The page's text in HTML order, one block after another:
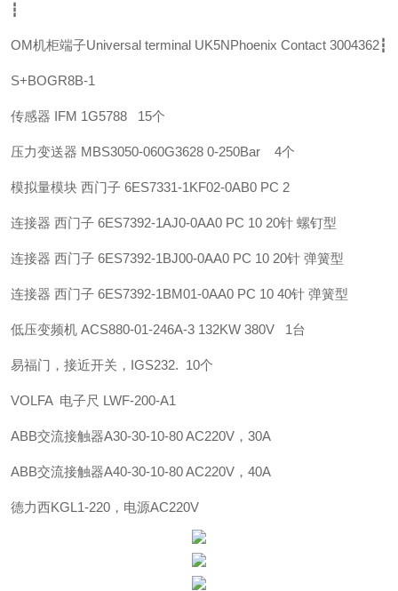
┇
OM机柜端子Universal terminal UK5NPhoenix Contact 3004362┇
S+BOGR8B-1
传感器 IFM 1G5788 15个
压力变送器 MBS3050-060G3628 0-250Bar 4个
模拟量模块 西门子 6ES7331-1KF02-0AB0 PC 2
连接器 西门子 6ES7392-1AJ0-0AA0 PC 10 20针 螺钉型
连接器 西门子 6ES7392-1BJ00-0AA0 PC 10 20针 弹簧型
连接器 西门子 6ES7392-1BM01-0AA0 PC 10 40针 弹簧型
低压变频机 ACS880-01-246A-3 132KW 380V 1台
易福门，接近开关，IGS232. 10个
VOLFA 电子尺 LWF-200-A1
ABB交流接触器A30-30-10-80 AC220V，30A
ABB交流接触器A40-30-10-80 AC220V，40A
德力西KGL1-220，电源AC220V